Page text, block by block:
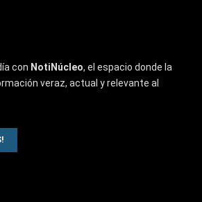
con NotiNúcleo, el espacio donde la
veraz, actual y relevante al